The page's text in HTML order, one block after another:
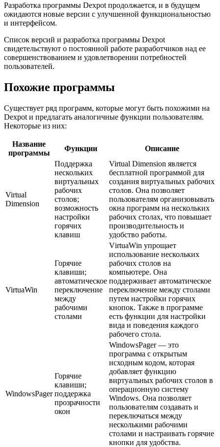
Разработка программы Dexpot продолжается, и в будущем
ожидаются новые версии с улучшенной функциональностью
и интерфейсом.
Список версий и разработка программы Dexpot
свидетельствуют о постоянной работе разработчиков над ее
совершенствованием и удовлетворении потребностей
пользователей.
Похожие программы
Существует ряд программ, которые могут быть похожими на
Dexpot и предлагать аналогичные функции пользователям.
Некоторые из них:
Название
программы
Функции Описание
Virtual
Dimension
Поддержка
нескольких
виртуальных
рабочих
столов;
возможность
настройки
горячих
клавиш
Virtual Dimension является
бесплатной программой для
создания виртуальных рабочих
столов. Она позволяет
пользователям организовывать
окна программ на нескольких
рабочих столах, что повышает
производительность и
удобство работы.
VirtuaWin
Горячие
клавиши;
автоматическое
переключение
между
рабочими
столами
VіrtuаWіn упрощает
использование нескольких
рабочих столов на
компьютере. Она
поддерживает автоматическое
переключение между столами
путем настройки горячих
кнопок. Также в программе
есть функции для настройки
вида и поведения каждого
рабочего стола.
WindowsPager
Горячие
клавиши;
поддержка
прозрачности
окон
WindowsPager — это
программа с открытым
исходным кодом, которая
добавляет функцию
виртуальных рабочих столов в
операционную систему
Windows. Она позволяет
пользователям создавать и
переключаться между
несколькими рабочими
столами и настраивать горячие
кнопки для удобства.